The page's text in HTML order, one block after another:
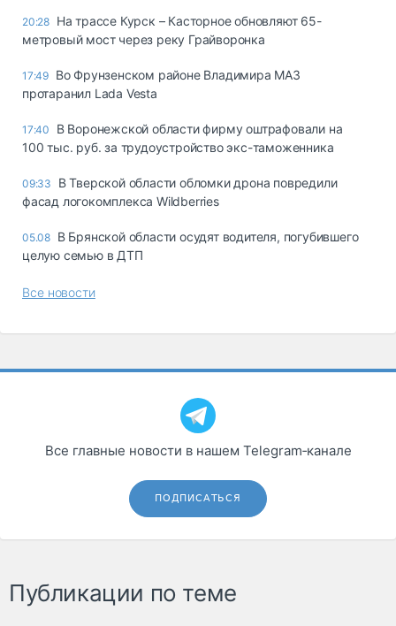
20:28 На трассе Курск – Касторное обновляют 65-
метровый мост через реку Грайворонка
17:49 Во Фрунзенском районе Владимира МАЗ
протаранил Lada Vesta
17:40
В Воронежской области фирму оштрафовали на
100 тыс. руб. за трудоустройство экс-таможенника
09:33
В Тверской области обломки дрона повредили
фасад логокомплекса Wildberries
05.08 В Брянской области осудят водителя, погубившего
целую семью в ДТП
Все новости
Все главные новости в нашем Telegram‑канале
ПОДПИСАТЬСЯ
Публикации по теме